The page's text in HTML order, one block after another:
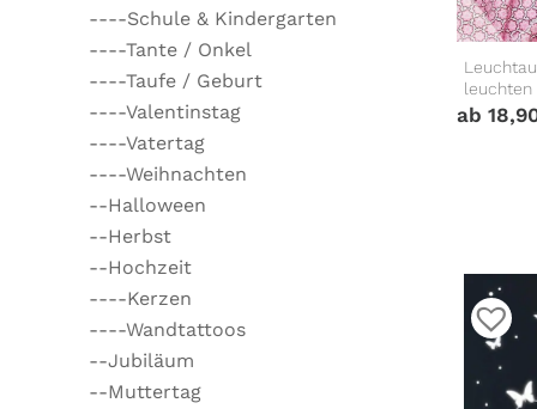
----Schule & Kindergarten
----Tante / Onkel
----Taufe / Geburt
----Valentinstag
----Vatertag
----Weihnachten
--Halloween
--Herbst
--Hochzeit
----Kerzen
----Wandtattoos
--Jubiläum
--Muttertag
leuchten
ab